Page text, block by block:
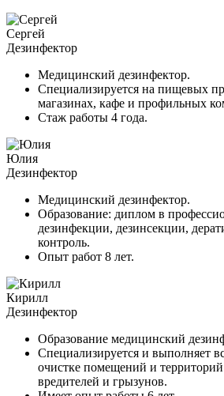
Сергей
Дезинфектор
Медицинский дезинфектор.
Специализируется на пищевых
магазинах, кафе и профильных
Стаж работы 4 года.
Юлия
Дезинфектор
Медицинский дезинфектор.
Образование: диплом в
дезинфекции, дезинсекции,
контроль.
Опыт работ 8 лет.
Кирилл
Дезинфектор
Образование медицинский
Специализируется и выполняет
очистке помещений и
вредителей и грызунов.